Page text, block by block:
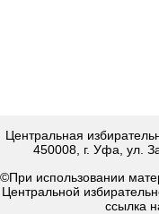
Центральная
450008, г. Уфа, ул.
©При использовании
Центральной
ссылка